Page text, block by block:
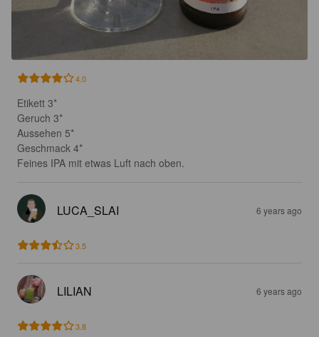
4.0
Etikett 3*
Geruch 3*
Aussehen 5*
Geschmack 4*
Feines IPA mit etwas Luft nach oben.
LUCA_SLAI 6 years ago
3.5
LILIAN 6 years ago
3.8